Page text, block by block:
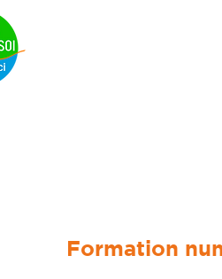
Formation